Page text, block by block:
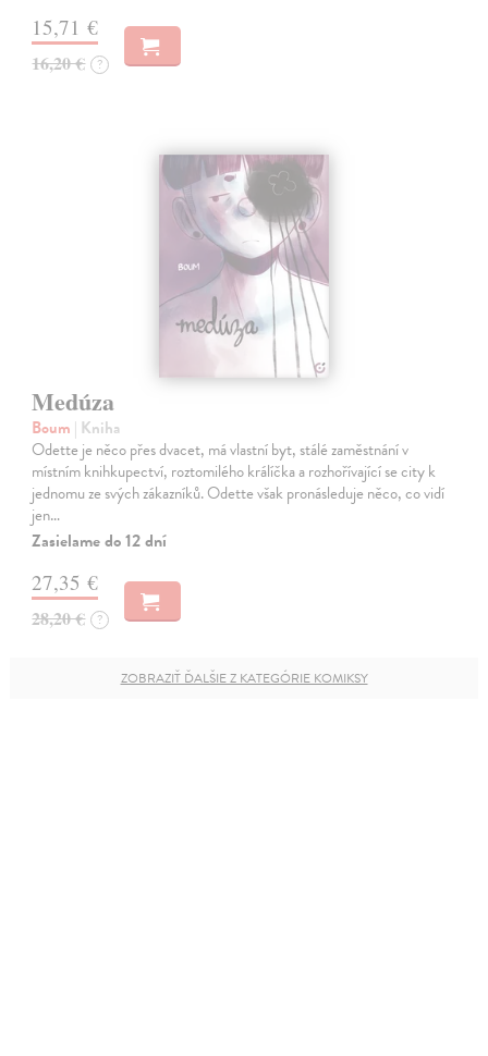
15,71 €
16,20 € ?
Medúza
Boum | Kniha
Odette je něco přes dvacet, má vlastní byt, stálé zaměstnání v
místním knihkupectví, roztomilého králíčka a rozhořívající se city k
jednomu ze svých zákazníků. Odette však pronásleduje něco, co vidí
jen…
Zasielame do 12 dní
27,35 €
28,20 € ?
ZOBRAZIŤ ĎALŠIE Z KATEGÓRIE KOMIKSY